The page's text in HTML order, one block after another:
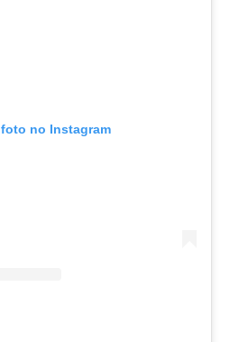
foto no Instagram